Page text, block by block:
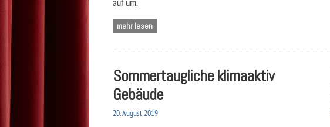
mehr lesen
Sommertaugliche klimaaktiv
Gebäude
20. August 2019